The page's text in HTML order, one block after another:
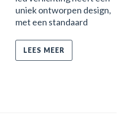
uniek ontworpen design,
met een standaard
LEES MEER